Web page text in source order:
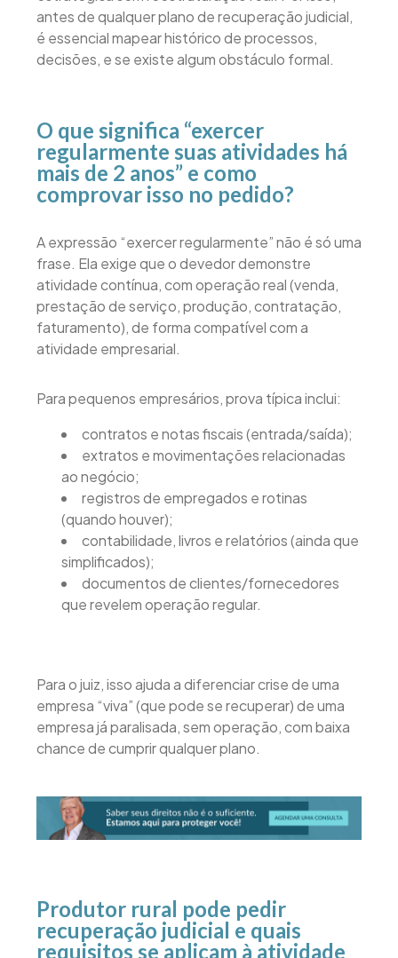
antes de qualquer plano de recuperação judicial,
é essencial mapear histórico de processos,
decisões, e se existe algum obstáculo formal.
O que significa “exercer
regularmente suas atividades há
mais de 2 anos” e como
comprovar isso no pedido?
A expressão “exercer regularmente” não é só uma
frase. Ela exige que o devedor demonstre
atividade contínua, com operação real (venda,
prestação de serviço, produção, contratação,
faturamento), de forma compatível com a
atividade empresarial.
Para pequenos empresários, prova típica inclui:
contratos e notas fiscais (entrada/saída);
extratos e movimentações relacionadas
ao negócio;
registros de empregados e rotinas
(quando houver);
contabilidade, livros e relatórios (ainda que
simplificados);
documentos de clientes/fornecedores
que revelem operação regular.
Para o juiz, isso ajuda a diferenciar crise de uma
empresa “viva” (que pode se recuperar) de uma
empresa já paralisada, sem operação, com baixa
chance de cumprir qualquer plano.
Produtor rural pode pedir
recuperação judicial e quais
requisitos se aplicam à atividade